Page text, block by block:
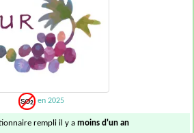
en 2025
rempli il y amoins d'un an